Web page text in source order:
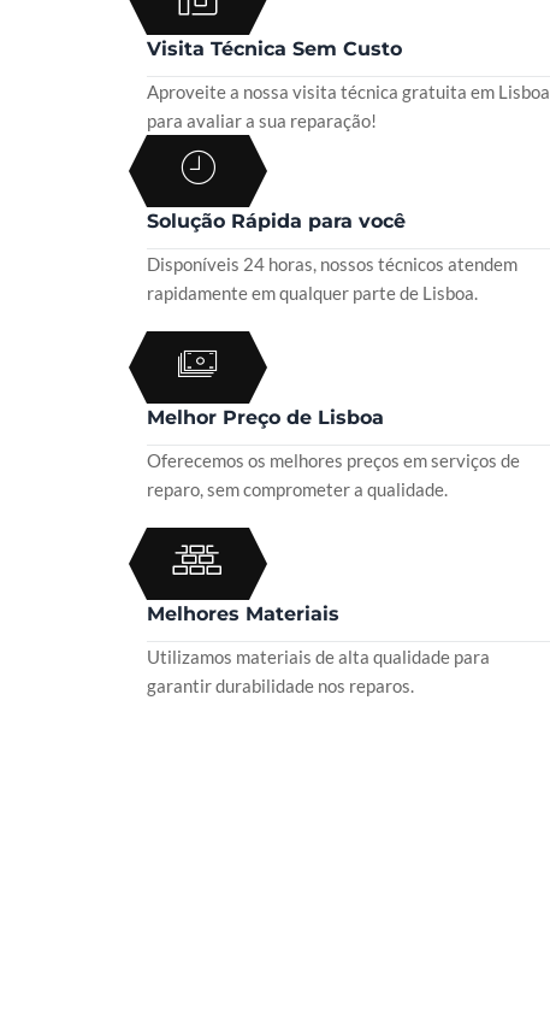
Visita Técnica Sem Custo
Aproveite a nossa visita técnica gratuita em Lisboa
para avaliar a sua reparação!
Solução Rápida para você
Disponíveis 24 horas, nossos técnicos atendem
rapidamente em qualquer parte de Lisboa.
Melhor Preço de Lisboa
Oferecemos os melhores preços em serviços de
reparo, sem comprometer a qualidade.
Melhores Materiais
Utilizamos materiais de alta qualidade para
garantir durabilidade nos reparos.